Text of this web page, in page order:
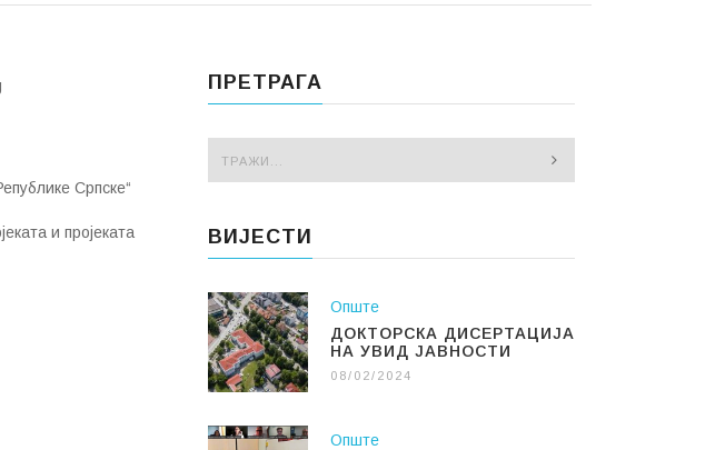
Српске“
и пројеката
ПРЕТРАГА
ВИЈЕСТИ
Опште
ДОКТОРСКА ДИСЕРТАЦИЈА
НА УВИД ЈАВНОСТИ
08/02/2024
Опште